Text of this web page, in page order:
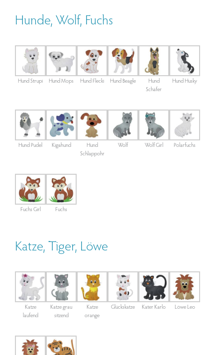
Hunde, Wolf, Fuchs
Hund Strupi Hund Mops Hund Flecki Hund Beagle
Hund
Schäfer
Hund Husky
Hund Pudel Kigahund
Hund
Schlappohr
Wolf Wolf Girl Polarfuchs
Fuchs Girl Fuchs
Katze, Tiger, Löwe
Katze
laufend
Katze grau
sitzend
Katze
orange
Glückskatze Kater Karlo Löwe Leo